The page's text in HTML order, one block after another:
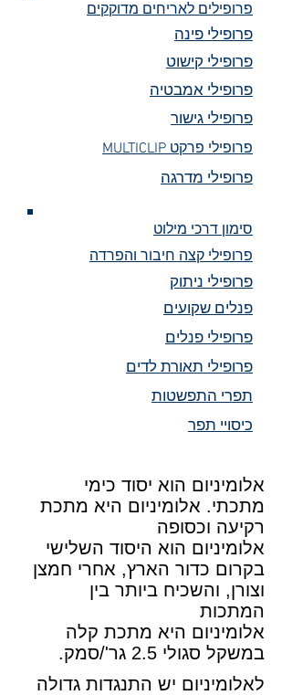
פרופילים לאריחים מדוקקים
פרופילי פינה
פרופילי קישוט
פרופילי אמבטיה
פרופילי גישור
MULTICLIP פרופילי פרקט
פרופילי מדרגה
סימון דרכי מילוט
פרופילי קצה חיבור והפרדה
פרופילי ניתוק
פנלים שקועים
פרופילי פנלים
פרופילי תאורת לדים
תפרי התפשטות
כיסויי תפר
אלומיניום הוא יסוד כימי
מתכתי. אלומיניום היא מתכת
רקיעה וכסופה
אלומיניום הוא היסוד השלישי
בקרום כדור הארץ, אחרי חמצן
וצורן, והשכיח ביותר בין
המתכות
אלומיניום היא מתכת קלה
במשקל סגולי 2.5 גר'/סמק.
לאלומיניום יש התנגדות גדולה